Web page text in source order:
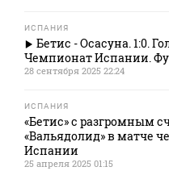
ИСПАНИЯ
Бетис - Осасуна. 1:0.
Чемпионат Испании.
28 сентября 2025 22:24
ИСПАНИЯ
«Бетис» с разгромным
«Вальядолид» в матче
Испании
25 апреля 2025 01:15